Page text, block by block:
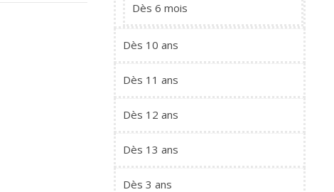
Dès 6 mois
Dès 10 ans
Dès 11 ans
Dès 12 ans
Dès 13 ans
Dès 3 ans